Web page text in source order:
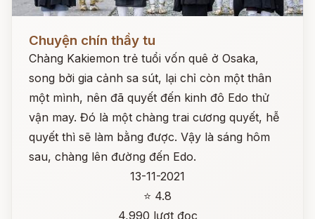
Chuyện chín thầy tu
Chàng Kakiemon trẻ tuổi vốn quê ở Osaka,
song bởi gia cảnh sa sút, lại chỉ còn một thân
một mình, nên đã quyết đến kinh đô Edo thử
vận may. Đó là một chàng trai cương quyết, hễ
quyết thì sẽ làm bằng được. Vậy là sáng hôm
sau, chàng lên đường đến Edo.
13-11-2021
⭐ 4.8
4,990 lượt đọc